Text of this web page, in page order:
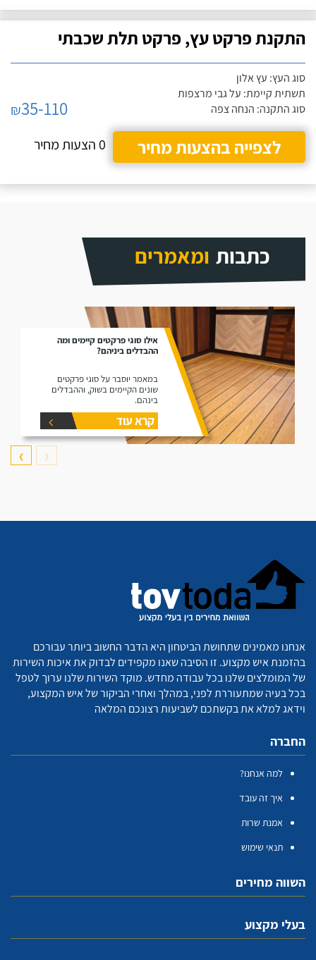
התקנת פרקט עץ, פרקט תלת שכבתי
סוג העץ: עץ אלון
תשתית קיימת: על גבי מרצפות
סוג התקנה: הנחה צפה
₪35-110
לצפייה בהצעות מחיר
0 הצעות מחיר
כתבות ומאמרים
אילו סוגי פרקטים קיימים ומה
ההבדלים ביניהם?
במאמר יוסבר על סוגי פרקטים
שונים הקיימים בשוק, וההבדלים
בינהם.
קרא עוד
❮
❯
אנחנו מאמינים שתחושת הביטחון היא הדבר החשוב ביותר עבורכם
בהזמנת איש מקצוע. זו הסיבה שאנו מקפידים לבדוק את איכות השירות
של המומלצים שלנו בכל עבודה מחדש. מוקד השירות שלנו ערוך לטפל
בכל בעיה שמתעוררת לפני, במהלך ואחרי הביקור של איש המקצוע,
וידאג למלא את בקשתכם לשביעות רצונכם המלאה
החברה
למה אנחנו?
איך זה עובד
אמנת שרות
תנאי שימוש
השווה מחירים
בעלי מקצוע